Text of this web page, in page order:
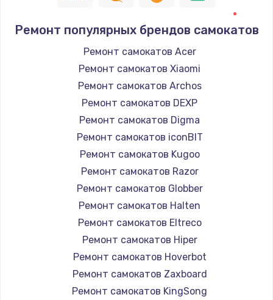
Ремонт популярных брендов самокатов
Ремонт самокатов Acer
Ремонт самокатов Xiaomi
Ремонт самокатов Archos
Ремонт самокатов DEXP
Ремонт самокатов Digma
Ремонт самокатов iconBIT
Ремонт самокатов Kugoo
Ремонт самокатов Razor
Ремонт самокатов Globber
Ремонт самокатов Halten
Ремонт самокатов Eltreco
Ремонт самокатов Hiper
Ремонт самокатов Hoverbot
Ремонт самокатов Zaxboard
Ремонт самокатов KingSong